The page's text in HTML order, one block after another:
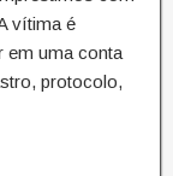
vítima é
em uma conta
protocolo,